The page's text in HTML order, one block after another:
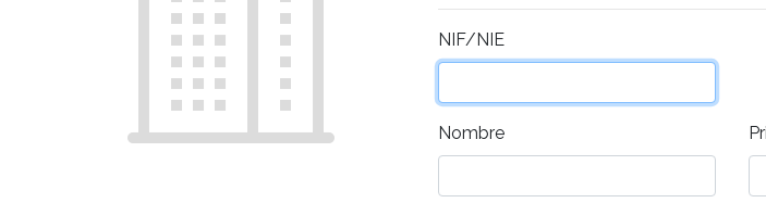
NIF/NIE
Nombre